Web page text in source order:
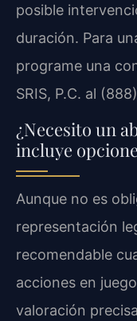
posible
duración. Para
programe una
SRIS, P.C. al
¿Necesito un
incluye
Aunque no es
representación
recomendable
acciones en
valoración